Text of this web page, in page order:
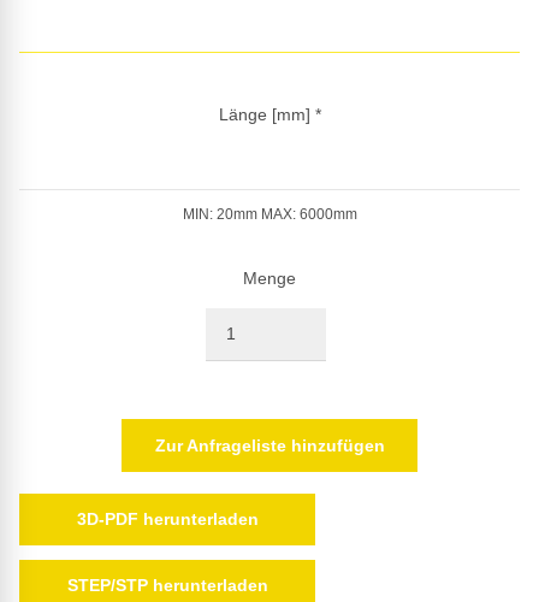
Länge [mm] *
MIN: 20mm MAX: 6000mm
Menge
Zur Anfrageliste hinzufügen
3D-PDF herunterladen
STEP/STP herunterladen